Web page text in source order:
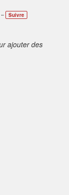
Suivre
ajouter des